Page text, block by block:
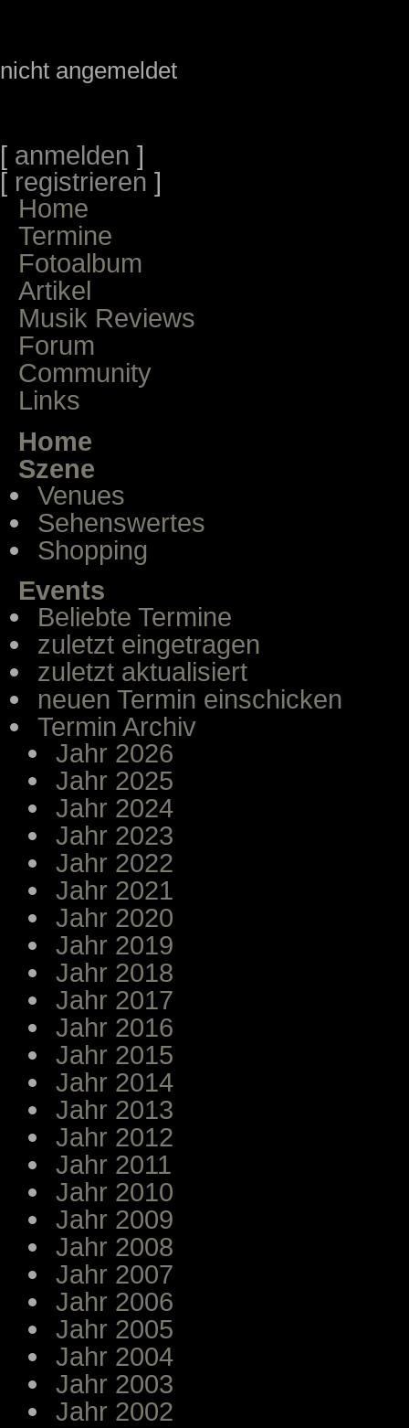
nicht angemeldet
[ anmelden ]
[ registrieren ]
Home
Termine
Fotoalbum
Artikel
Musik Reviews
Forum
Community
Links
Home
Szene
Venues
Sehenswertes
Shopping
Events
Beliebte Termine
zuletzt eingetragen
zuletzt aktualisiert
neuen Termin einschicken
Termin Archiv
Jahr 2026
Jahr 2025
Jahr 2024
Jahr 2023
Jahr 2022
Jahr 2021
Jahr 2020
Jahr 2019
Jahr 2018
Jahr 2017
Jahr 2016
Jahr 2015
Jahr 2014
Jahr 2013
Jahr 2012
Jahr 2011
Jahr 2010
Jahr 2009
Jahr 2008
Jahr 2007
Jahr 2006
Jahr 2005
Jahr 2004
Jahr 2003
Jahr 2002